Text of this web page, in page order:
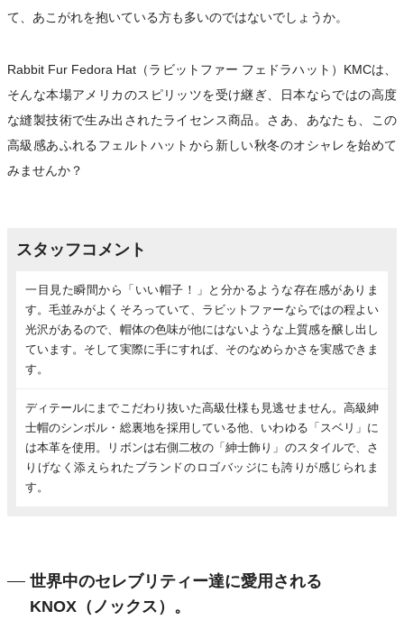
て、あこがれを抱いている方も多いのではないでしょうか。
Rabbit Fur Fedora Hat（ラビットファー フェドラハット）KMCは、
そんな本場アメリカのスピリッツを受け継ぎ、日本ならではの高度
な縫製技術で生み出されたライセンス商品。さあ、あなたも、この
高級感あふれるフェルトハットから新しい秋冬のオシャレを始めて
みませんか？
スタッフコメント
一目見た瞬間から「いい帽子！」と分かるような存在感がありま
す。毛並みがよくそろっていて、ラビットファーならではの程よい
光沢があるので、帽体の色味が他にはないような上質感を醸し出し
ています。そして実際に手にすれば、そのなめらかさを実感できま
す。
ディテールにまでこだわり抜いた高級仕様も見逃せません。高級紳
士帽のシンボル・総裏地を採用している他、いわゆる「スベリ」に
は本革を使用。リボンは右側二枚の「紳士飾り」のスタイルで、さ
りげなく添えられたブランドのロゴバッジにも誇りが感じられま
す。
世界中のセレブリティー達に愛用される
KNOX（ノックス）。